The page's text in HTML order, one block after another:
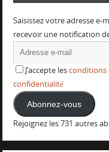
Saisissez votre adresse e-
recevoir une notification
J’accepte lesconditions
confidentialité
Abonnez-vous
Rejoignez les 731 autres